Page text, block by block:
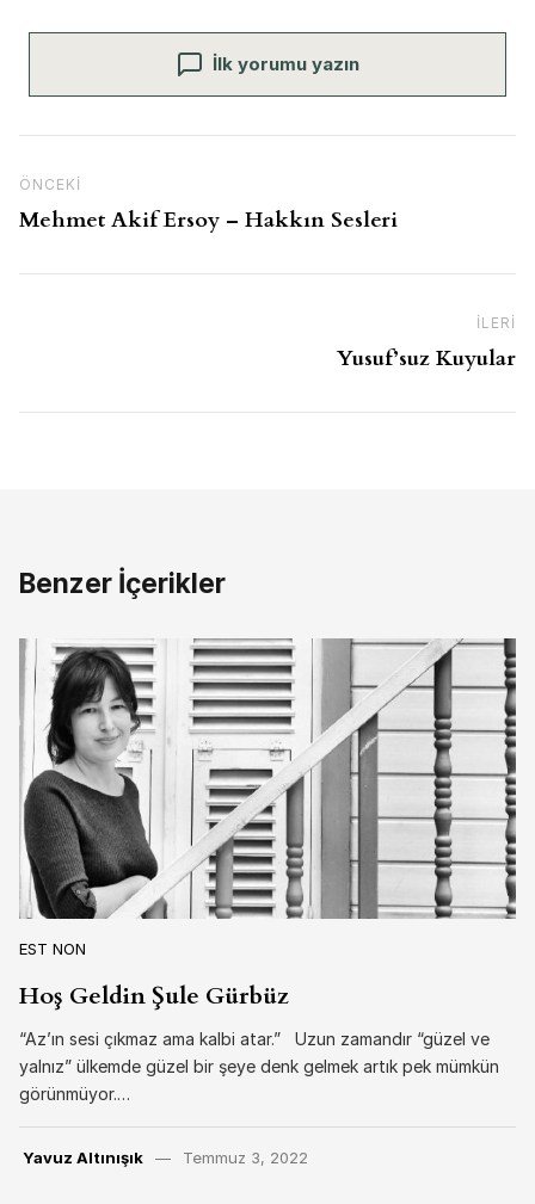
İlk yorumu yazın
Önceki İçerik
ÖNCEKI
Mehmet Akif Ersoy – Hakkın Sesleri
İLERI
Yusuf’suz Kuyular
Benzer İçerikler
EST NON
Hoş Geldin Şule Gürbüz
“Az’ın sesi çıkmaz ama kalbi atar.” Uzun zamandır “güzel ve
yalnız” ülkemde güzel bir şeye denk gelmek artık pek mümkün
görünmüyor.…
Yavuz Altınışık Temmuz 3, 2022